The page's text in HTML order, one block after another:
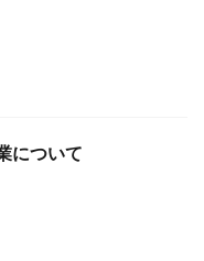
について